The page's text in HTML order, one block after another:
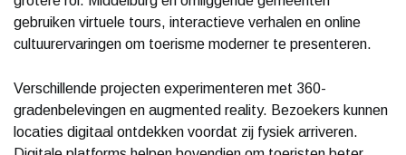
gebruiken virtuele tours, interactieve verhalen en online
cultuurervaringen om toerisme moderner te presenteren.
Verschillende projecten experimenteren met 360-
gradenbelevingen en augmented reality. Bezoekers kunnen
locaties digitaal ontdekken voordat zij fysiek arriveren.